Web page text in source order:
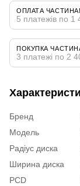
ОПЛАТА
5 платежів по 1
ПОКУПКА
3 платежі по 2
Бренд
Модель
Радіус диска
Ширина диска
PCD